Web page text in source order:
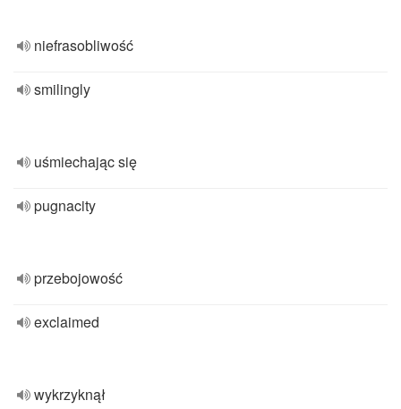
niefrasobliwość
smilingly
uśmiechając się
pugnacity
przebojowość
exclaimed
wykrzyknął